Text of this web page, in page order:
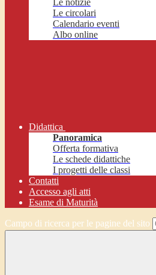
Le notizie
Le circolari
Calendario eventi
Albo online
Didattica
Panoramica
Offerta formativa
Le schede didattiche
I progetti delle classi
Contatti
Accesso agli atti
Esame di Maturità
Campo di ricerca per le pagine del sito